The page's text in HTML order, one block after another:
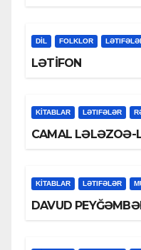
DİL FOLKLOR
LƏTİFON
KİTABLAR LƏTIFƏLƏR
CAMAL LƏLƏZOƏ-
KİTABLAR LƏTIFƏLƏR
DAVUD